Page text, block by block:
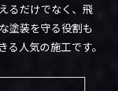
るだけでなく、飛
塗装を守る役割も
人気の施工です。